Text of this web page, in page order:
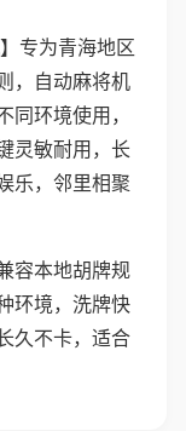
专为青海地区
，自动麻将机
环境使用，
灵敏耐用，长
乐，邻里相聚
容本地胡牌规
环境，洗牌快
久不卡，适合